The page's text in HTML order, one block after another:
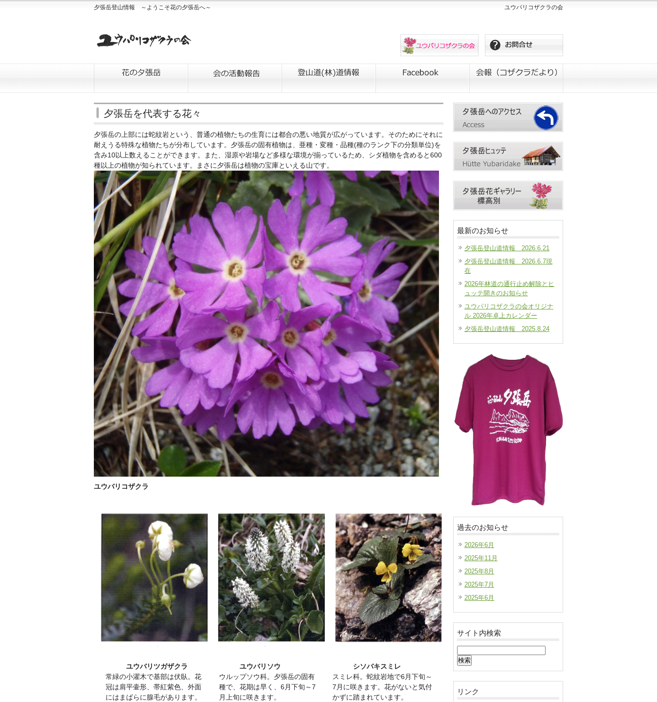
夕張岳登山情報 ～ようこそ花の夕張岳へ～ ユウパリコザクラの会
夕張岳を代表する花々
夕張岳の上部には蛇紋岩という、普通の植物たちの生育には都合の悪い地質が広がっています。そのためにそれに
耐えうる特殊な植物たちが分布しています。夕張岳の固有植物は、亜種・変種・品種(種のランク下の分類単位)を
含み10以上数えることができます。また、湿原や岩場など多様な環境が揃っているため、シダ植物を含めると600
種以上の植物が知られています。まさに夕張岳は植物の宝庫といえる山です。
ユウバリコザクラ
ユウバリツガザクラ
常緑の小濯木で基部は伏臥。花
冠は肩平壷形、帯紅紫色、外面
にはまばらに腺毛があります。
ユウバリソウ
ウルップソウ科。夕張岳の固有
種で、花期は早く、6月下旬～7
月上旬に咲きます。
シソバキスミレ
スミレ科。蛇紋岩地で6月下旬～
7月に咲きます。花がないと気付
かずに踏まれています。
最新のお知らせ
夕張岳登山道情報 2026.6.21
夕張岳登山道情報 2026.6.7現
在
2026年林道の通行止め解除とヒ
ュッテ開きのお知らせ
ユウパリコザクラの会オリジナ
ル 2026年卓上カレンダー
夕張岳登山道情報 2025.8.24
過去のお知らせ
2026年6月
2025年11月
2025年8月
2025年7月
2025年6月
サイト内検索
索:
リンク